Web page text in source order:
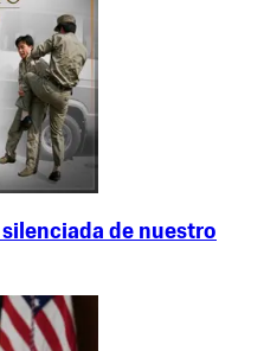
silenciada de nuestro